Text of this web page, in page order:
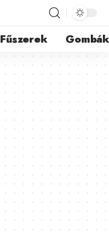
Fűszerek Gombák